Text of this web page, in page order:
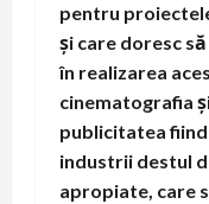
pentru
și care doresc
în realizarea
cinematografia
publicitatea
industrii destul
apropiate, care